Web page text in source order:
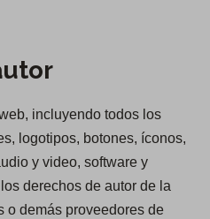
incluyendo todos los
logotipos, botones, íconos,
y video, software y
derechos de autor de la
o demás proveedores de